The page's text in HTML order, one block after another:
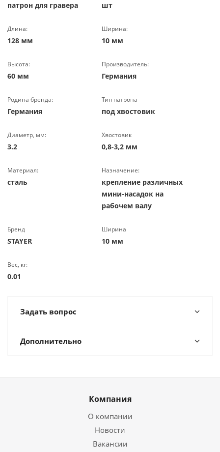
патрон для гравера шт
Длина:
128 мм
Ширина:
10 мм
Высота:
60 мм
Производитель:
Германия
Родина бренда:
Германия
Тип патрона
под хвостовик
Диаметр, мм:
3.2
Хвостовик
0,8-3,2 мм
Материал:
сталь
Назначение:
крепление различных
мини-насадок на
рабочем валу
Бренд
STAYER
Ширина
10 мм
Вес, кг:
0.01
Задать вопрос
Дополнительно
Компания
О компании
Новости
Вакансии